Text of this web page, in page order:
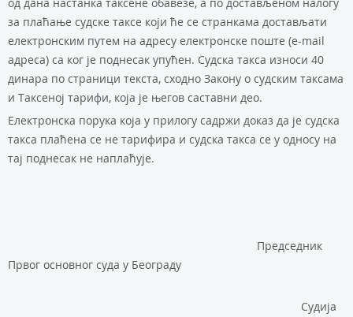
за плаћање судске таксе који ће се странкама достављати
електронским путем на адресу електронске поште (e-mail
адреса) са ког је поднесак упућен. Судска такса износи 40
динара по страници текста, сходно Закону о судским таксама
и Таксеној тарифи, која је његов саставни део.
Електронска порука која у прилогу садржи доказ да је судска
такса плаћена се не тарифира и судска такса се у односу на
тај поднесак не наплаћује.
Председник
Првог основног суда у Београду
Судија